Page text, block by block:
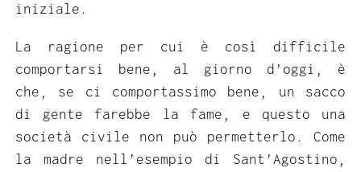
iniziale.
La ragione per cui è così difficile
comportarsi bene, al giorno d’oggi, è
che, se ci comportassimo bene, un sacco
di gente farebbe la fame, e questo una
società civile non può permetterlo. Come
la madre nell’esempio di Sant’Agostino,